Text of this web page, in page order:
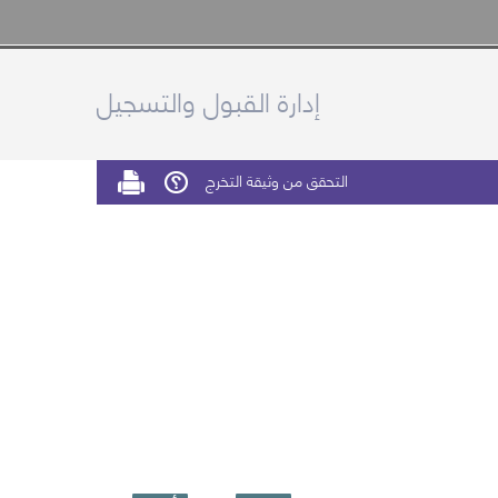
إدارة القبول والتسجيل
التحقق من وثيقة التخرج